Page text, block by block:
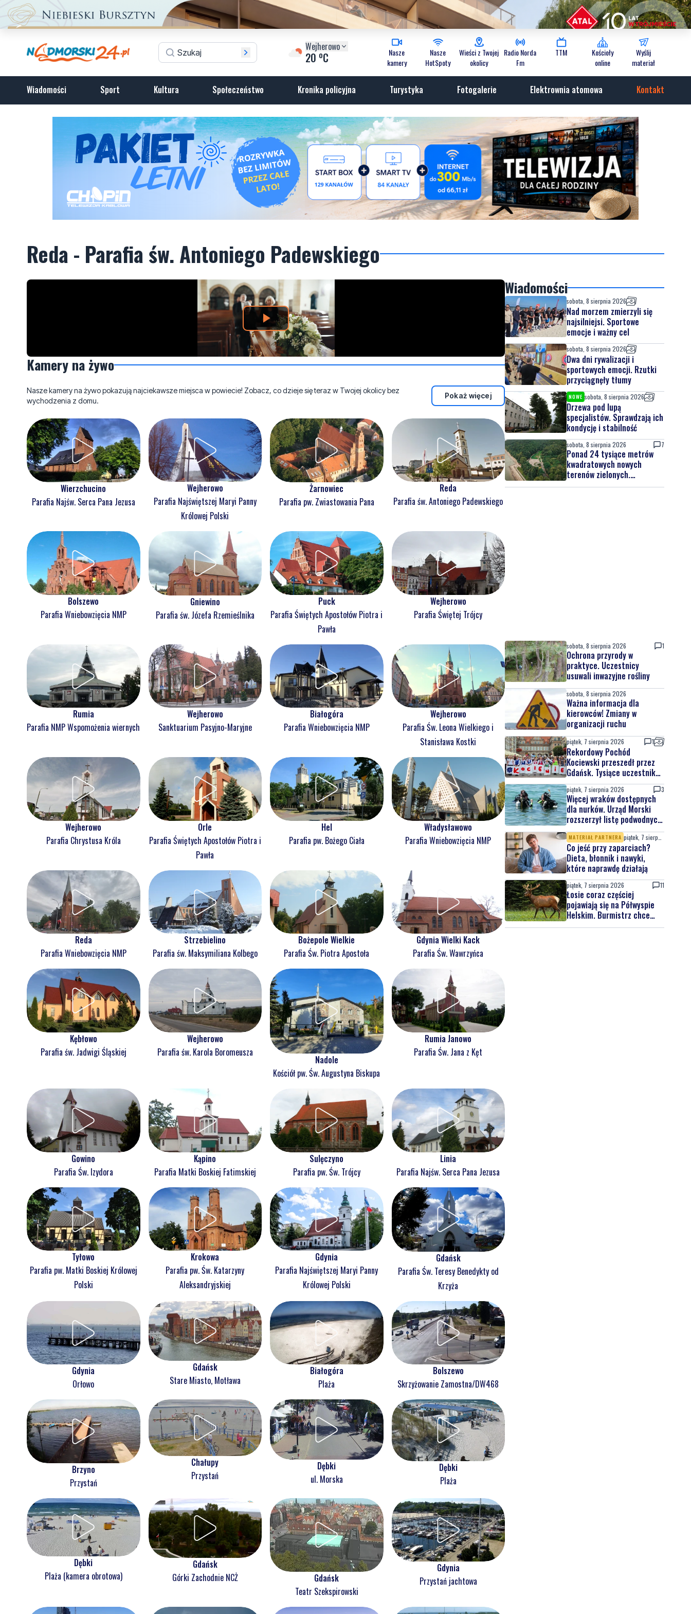
Wejherowo
20 oC
Nasze
kamery
Nasze
HotSpoty
Wieści z Twojej
okolicy
Radio Norda
Fm
TTM
Kościoły
online
Wyślij
materiał
Wiadomości Sport Kultura Społeczeństwo Kronika policyjna Turystyka Fotogalerie Elektrownia atomowa Kontakt
Reda - Parafia św. Antoniego Padewskiego
Kamery na żywo
Nasze kamery na żywo pokazują najciekawsze miejsca w powiecie! Zobacz, co dzieje się teraz w Twojej okolicy bez
wychodzenia z domu.
Pokaż więcej
Wierzchucino
Parafia Najśw. Serca Pana Jezusa
Wejherowo
Parafia Najświętszej Maryi Panny
Królowej Polski
Żarnowiec
Parafia pw. Zwiastowania Pana
Reda
Parafia św. Antoniego Padewskiego
Bolszewo
Parafia Wniebowzięcia NMP
Gniewino
Parafia św. Józefa Rzemieślnika
Puck
Parafia Świętych Apostołów Piotra i
Pawła
Wejherowo
Parafia Świętej Trójcy
Rumia
Parafia NMP Wspomożenia wiernych
Wejherowo
Sanktuarium Pasyjno-Maryjne
Białogóra
Parafia Wniebowzięcia NMP
Wejherowo
Parafia Św. Leona Wielkiego i
Stanisława Kostki
Wejherowo
Parafia Chrystusa Króla
Orle
Parafia Świętych Apostołów Piotra i
Pawła
Hel
Parafia pw. Bożego Ciała
Władysławowo
Parafia Wniebowzięcia NMP
Reda
Parafia Wniebowzięcia NMP
Strzebielino
Parafia św. Maksymiliana Kolbego
Bożepole Wielkie
Parafia Św. Piotra Apostoła
Gdynia Wielki Kack
Parafia Św. Wawrzyńca
Kębłowo
Parafia św. Jadwigi Śląskiej
Wejherowo
Parafia św. Karola Boromeusza
Nadole
Kościół pw. Św. Augustyna Biskupa
Rumia Janowo
Parafia Św. Jana z Kęt
Gowino
Parafia Św. Izydora
Kąpino
Parafia Matki Boskiej Fatimskiej
Sulęczyno
Parafia pw. Św. Trójcy
Linia
Parafia Najśw. Serca Pana Jezusa
Tyłowo
Parafia pw. Matki Boskiej Królowej
Polski
Krokowa
Parafia pw. Św. Katarzyny
Aleksandryjskiej
Gdynia
Parafia Najświętszej Maryi Panny
Królowej Polski
Gdańsk
Parafia Św. Teresy Benedykty od
Krzyża
Gdynia
Orłowo
Gdańsk
Stare Miasto, Motława
Białogóra
Plaża
Bolszewo
Skrzyżowanie Zamostna/DW468
Brzyno
Przystań
Chałupy
Przystań
Dębki
ul. Morska
Dębki
Plaża
Dębki
Plaża (kamera obrotowa)
Gdańsk
Górki Zachodnie NCŻ
Gdańsk
Teatr Szekspirowski
Gdynia
Przystań jachtowa
Wiadomości
sobota, 8 sierpnia 2026
Nad morzem zmierzyli się
najsilniejsi. Sportowe
emocje i ważny cel
sobota, 8 sierpnia 2026
Dwa dni rywalizacji i
sportowych emocji. Rzutki
przyciągnęły tłumy
NOWE sobota, 8 sierpnia 2026
Drzewa pod lupą
specjalistów. Sprawdzają ich
kondycję i stabilność
sobota, 8 sierpnia 2026 7
Ponad 24 tysiące metrów
kwadratowych nowych
terenów zielonych.
Powstanie nowa przestrzeń
sobota, 8 sierpnia 2026 1
Ochrona przyrody w
praktyce. Uczestnicy
usuwali inwazyjne rośliny
sobota, 8 sierpnia 2026
Ważna informacja dla
kierowców! Zmiany w
organizacji ruchu
piątek, 7 sierpnia 2026 1
Rekordowy Pochód
Kociewski przeszedł przez
Gdańsk. Tysiące uczestników
na jubileuszowej edycji
piątek, 7 sierpnia 2026 3
Więcej wraków dostępnych
dla nurków. Urząd Morski
rozszerzył listę podwodnych
atrakcji
MATERIAŁ PARTNERA
Co jeść przy zaparciach?
Dieta, błonnik i nawyki,
które naprawdę działają
piątek, 7 sierpnia 2026 11
Łosie coraz częściej
pojawiają się na Półwyspie
Helskim. Burmistrz chce
nowych znaków drogowych